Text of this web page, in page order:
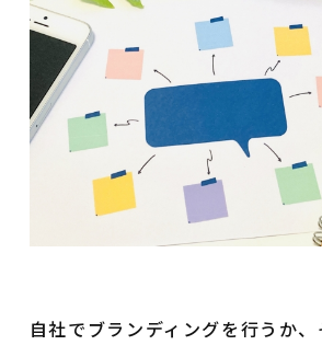
自社でブランディングを行うか